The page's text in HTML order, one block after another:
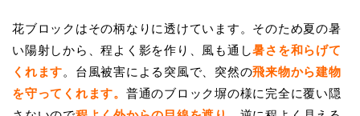
花ブロックはその柄なりに透けています。そのため夏の暑
い陽射しから、程よく影を作り、風も通し暑さを和らげて
くれます。台風被害による突風で、突然の飛来物から建物
を守ってくれます。 普通のブロック塀の様に完全に覆い隠